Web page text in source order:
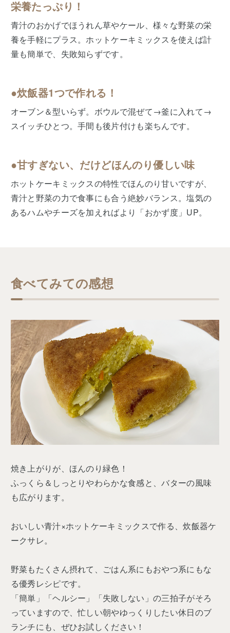
栄養たっぷり！
青汁のおかげでほうれん草やケール、様々な野菜の栄
養を手軽にプラス。ホットケーキミックスを使えば計
量も簡単で、失敗知らずです。
●炊飯器1つで作れる！
オーブン＆型いらず。ボウルで混ぜて→釜に入れて→
スイッチひとつ。手間も後片付けも楽ちんです。
●︎甘すぎない、だけどほんのり優しい味
ホットケーキミックスの特性でほんのり甘いですが、
青汁と野菜の力で食事にも合う絶妙バランス。塩気の
あるハムやチーズを加えればより「おかず度」UP。
食べてみての感想
焼き上がりが、ほんのり緑色！
ふっくら＆しっとりやわらかな食感と、バターの風味
も広がります。
おいしい青汁×ホットケーキミックスで作る、炊飯器ケ
ークサレ。
野菜もたくさん摂れて、ごはん系にもおやつ系にもな
る優秀レシピです。
「簡単」「ヘルシー」「失敗しない」の三拍子がそろ
っていますので、忙しい朝やゆっくりしたい休日のブ
ランチにも、ぜひお試しください！